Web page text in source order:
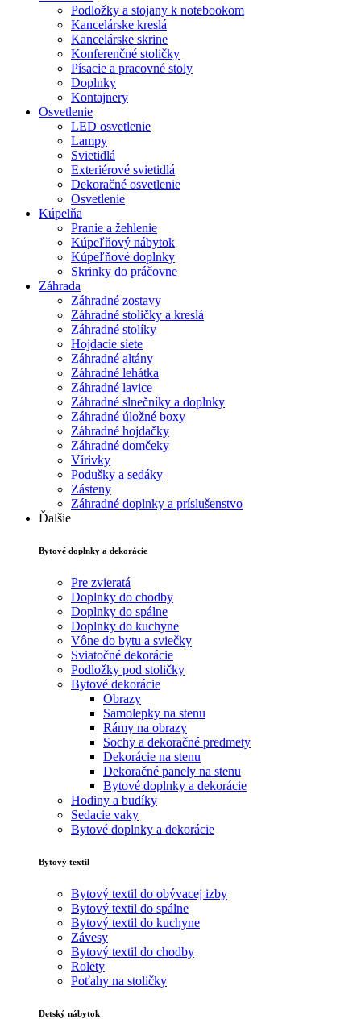
Podložky a stojany k notebookom
Kancelárske kreslá
Kancelárske skrine
Konferenčné stoličky
Písacie a pracovné stoly
Doplnky
Kontajnery
Osvetlenie
LED osvetlenie
Lampy
Svietidlá
Exteriérové svietidlá
Dekoračné osvetlenie
Osvetlenie
Kúpelňa
Pranie a žehlenie
Kúpeľňový nábytok
Kúpeľňové doplnky
Skrinky do práčovne
Záhrada
Záhradné zostavy
Záhradné stoličky a kreslá
Záhradné stolíky
Hojdacie siete
Záhradné altány
Záhradné lehátka
Záhradné lavice
Záhradné slnečníky a doplnky
Záhradné úložné boxy
Záhradné hojdačky
Záhradné domčeky
Vírivky
Podušky a sedáky
Zásteny
Záhradné doplnky a príslušenstvo
Ďalšie
Bytové doplnky a dekorácie
Pre zvieratá
Doplnky do chodby
Doplnky do spálne
Doplnky do kuchyne
Vône do bytu a sviečky
Sviatočné dekorácie
Podložky pod stoličky
Bytové dekorácie
Obrazy
Samolepky na stenu
Rámy na obrazy
Sochy a dekoračné predmety
Dekorácie na stenu
Dekoračné panely na stenu
Bytové doplnky a dekorácie
Hodiny a budíky
Sedacie vaky
Bytové doplnky a dekorácie
Bytový textil
Bytový textil do obývacej izby
Bytový textil do spálne
Bytový textil do kuchyne
Závesy
Bytový textil do chodby
Rolety
Poťahy na stoličky
Detský nábytok